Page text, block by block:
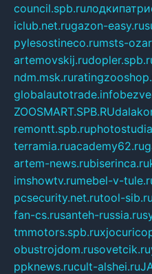
council.spb.ru
iclub.net.rugazon-easy.ru
pylesostineco.rumsts-
artemovskij.ru
ndm.msk.ru
globalautotrade.info
ZOOSMART.SPB.RU
remontt.spb.ru
terramia.ruacademy62.ru
artem-news.rubiserinca.ru
imshowtv.rumebel-v-
pcsecurity.net.rutool-sib.ru
fan-cs.rusanteh-russia.ru
tmmotors.spb.ru
obustrojdom.rusovetcik.ru
ppknews.rucult-alshei.ru